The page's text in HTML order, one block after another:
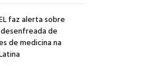
faz alerta sobre
de
de medicina na